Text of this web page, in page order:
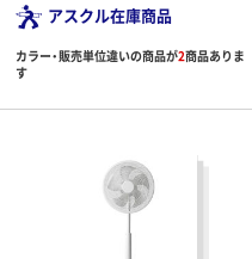
アスクル在庫商品
カラー・販売単位違いの商品が2商品ありま
す